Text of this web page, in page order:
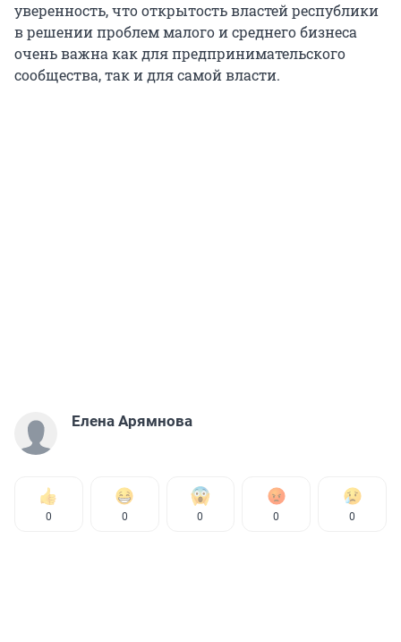
уверенность, что открытость властей республики
в решении проблем малого и среднего бизнеса
очень важна как для предпринимательского
сообщества, так и для самой власти.
Елена Арямнова
0 0 0 0 0